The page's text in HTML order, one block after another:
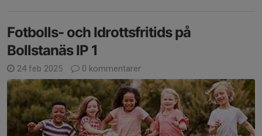
Fotbolls- och Idrottsfritids på
Bollstanäs IP 1
24 feb 2025 0 kommentarer